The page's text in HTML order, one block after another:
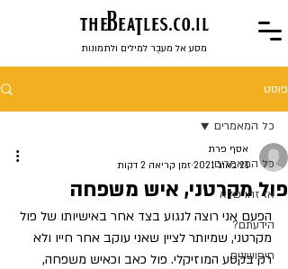
theBeaTles.co.il
מסע אל מעבֶר למילים ולתמונות
פוסט
כל המאמרים
אז זהו שלא
הידעתם?
חיפושונים
כל המאמרים
פול מקרטני, איש משפחה
אסף פרת
21 באוג׳ 2021
זמן קריאה 2 דקות
הפעם אני רוצה לנגוע בצד אחר באישיותו של פול
מקרטני, שמיותר לציין שאני עוקב אחר חייו ולא
רק בקטע המוזיקלי. פול כאב וכאיש משפחה,